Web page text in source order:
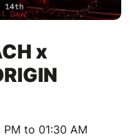
x
to 01:30 AM